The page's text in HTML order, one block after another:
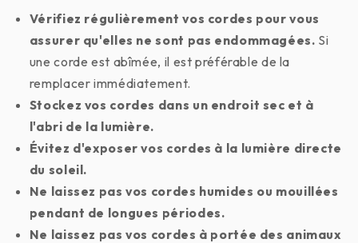
Vérifiez régulièrement vos cordes pour vous
assurer qu'elles ne sont pas endommagées. Si
une corde est abîmée, il est préférable de la
remplacer immédiatement.
Stockez vos cordes dans un endroit sec et à
l'abri de la lumière.
Évitez d'exposer vos cordes à la lumière directe
du soleil.
Ne laissez pas vos cordes humides ou mouillées
pendant de longues périodes.
Ne laissez pas vos cordes à portée des animaux